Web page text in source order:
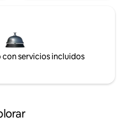
servicios incluidos